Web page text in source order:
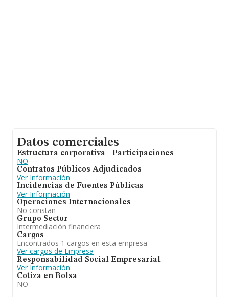
Datos comerciales
Estructura corporativa - Participaciones
NO
Contratos Públicos Adjudicados
Ver Información
Incidencias de Fuentes Públicas
Ver Información
Operaciones Internacionales
No constan
Grupo Sector
Intermediación financiera
Cargos
Encontrados 1 cargos en esta empresa
Ver cargos de Empresa
Responsabilidad Social Empresarial
Ver Información
Cotiza en Bolsa
NO